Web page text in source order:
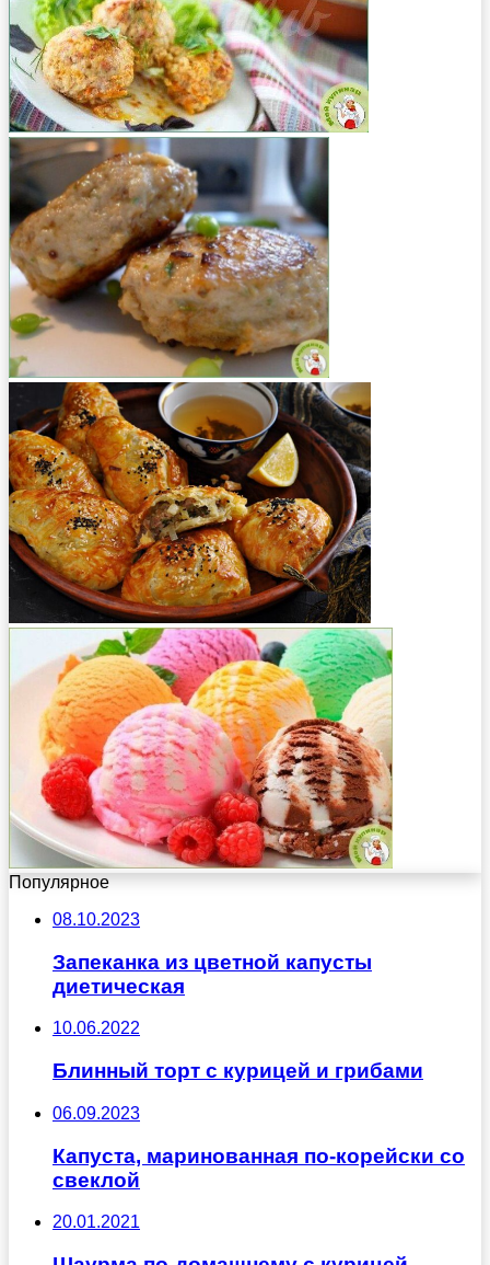
Популярное
08.10.2023
Запеканка из цветной капусты
диетическая
10.06.2022
Блинный торт с курицей и грибами
06.09.2023
Капуста, маринованная по-корейски со
свеклой
20.01.2021